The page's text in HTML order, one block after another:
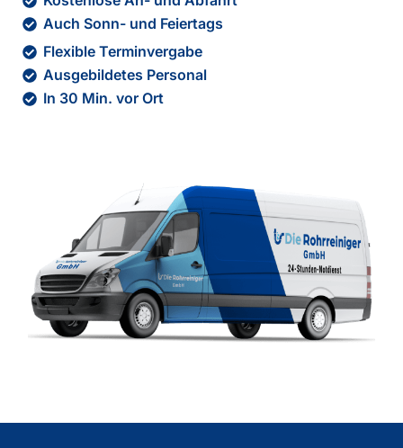
Auch Sonn- und Feiertags
Flexible Terminvergabe
Ausgebildetes Personal
In 30 Min. vor Ort